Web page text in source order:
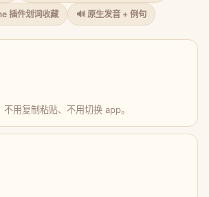
插件划词收藏 🔊 原生发音 + 例句
用复制粘贴、不用切换 app。